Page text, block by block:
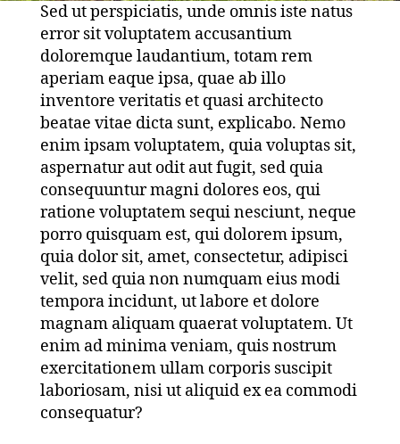
Sed ut perspiciatis, unde omnis iste natus
error sit voluptatem accusantium
doloremque laudantium, totam rem
aperiam eaque ipsa, quae ab illo
inventore veritatis et quasi architecto
beatae vitae dicta sunt, explicabo. Nemo
enim ipsam voluptatem, quia voluptas sit,
aspernatur aut odit aut fugit, sed quia
consequuntur magni dolores eos, qui
ratione voluptatem sequi nesciunt, neque
porro quisquam est, qui dolorem ipsum,
quia dolor sit, amet, consectetur, adipisci
velit, sed quia non numquam eius modi
tempora incidunt, ut labore et dolore
magnam aliquam quaerat voluptatem. Ut
enim ad minima veniam, quis nostrum
exercitationem ullam corporis suscipit
laboriosam, nisi ut aliquid ex ea commodi
consequatur?